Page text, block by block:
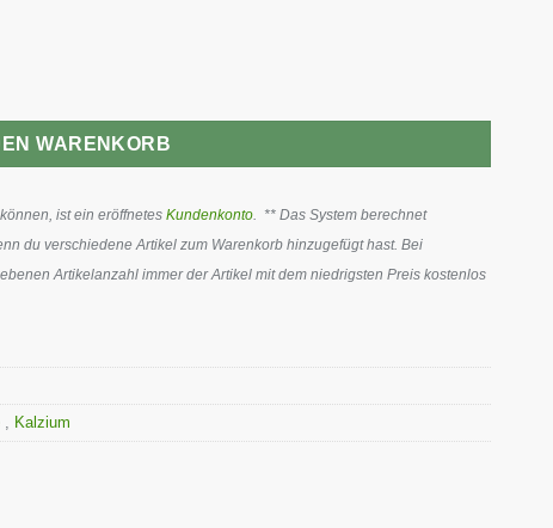
WARENKORB
ist ein eröffnetesKundenkonto. ** Das System berechnet
du verschiedene Artikel zum Warenkorb hinzugefügt hast. Bei
Artikelanzahl immer der Artikel mit dem niedrigsten Preis kostenlos
, Kalzium